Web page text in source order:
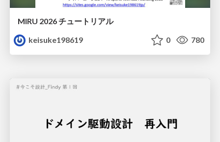
MIRU 2026 チュートリアル
keisuke198619
0 780